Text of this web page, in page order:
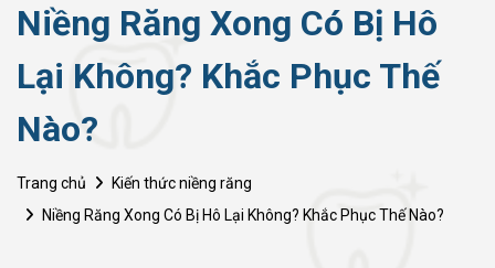
Niềng Răng Xong Có Bị Hô
Lại Không? Khắc Phục Thế
Nào?
Trang chủ
Kiến thức niềng răng
Niềng Răng Xong Có Bị Hô Lại Không? Khắc Phục Thế Nào?